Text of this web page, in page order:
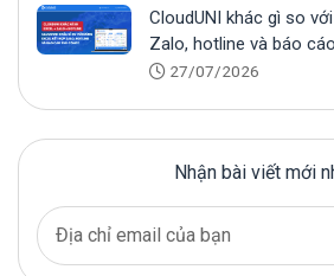
CloudUNI khác gì so
Zalo, hotline và báo
27/07/2026
Nhận bài viết mới